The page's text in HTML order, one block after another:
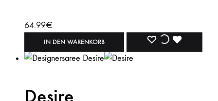
64.99€
IN DEN WARENKORB WISHLISTWISHLIST
Desire